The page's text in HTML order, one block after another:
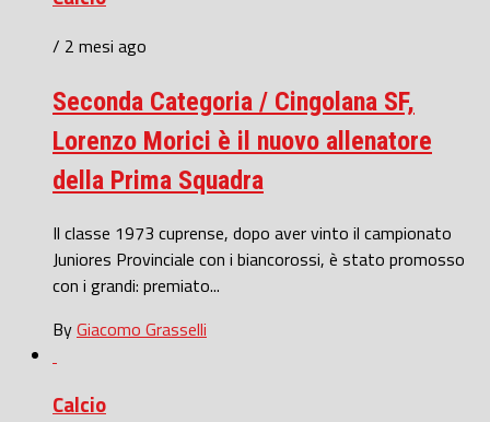
/ 2 mesi ago
Seconda Categoria / Cingolana SF,
Lorenzo Morici è il nuovo allenatore
della Prima Squadra
Il classe 1973 cuprense, dopo aver vinto il campionato
Juniores Provinciale con i biancorossi, è stato promosso
con i grandi: premiato...
ByGiacomo Grasselli
Calcio